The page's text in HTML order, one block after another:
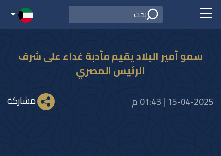
سمو أمير البلاد يقيم مأدبة غداء على شرف
الرئيس المصري
15-04-2025 | 01:43 م